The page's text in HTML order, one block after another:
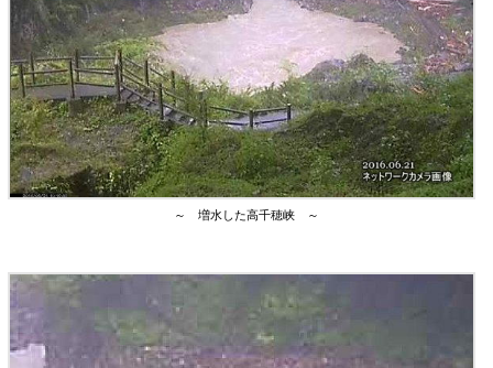
～ 増水した高千穂峡 ～